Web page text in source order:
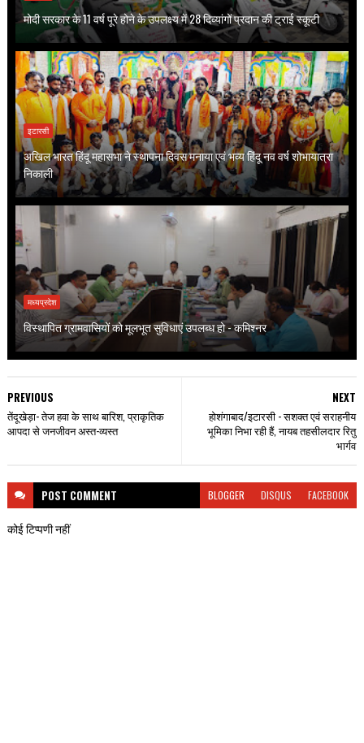
मोदी सरकार के 11 वर्ष पूरे होने के उपलक्ष्य में 28 दिव्यांगों प्रदान की ट्राई स्कूटी
इटारसी
अखिल भारत हिंदू महासभा ने स्थापना दिवस मनाया एवं भव्य हिंदू नव वर्ष शोभायात्रा
निकाली
मध्यप्रदेश
विस्थापित ग्रामवासियों को मूलभूत सुविधाएं उपलब्ध हो - कमिश्नर
NEXT
होशंगाबाद/इटारसी - सशक्त एवं सराहनीय
भूमिका निभा रही हैं, नायब तहसीलदार रितु
भार्गव
PREVIOUS
तेंदूखेड़ा- तेज हवा के साथ बारिश, प्राकृतिक
आपदा से जनजीवन अस्त-व्यस्त
POST COMMENT BLOGGER DISQUS FACEBOOK
कोई टिप्पणी नहीं